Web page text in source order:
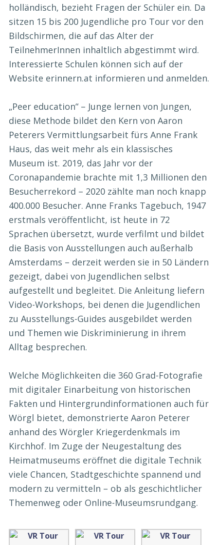
holländisch, bezieht Fragen der Schüler ein. Da
sitzen 15 bis 200 Jugendliche pro Tour vor den
Bildschirmen, die auf das Alter der
TeilnehmerInnen inhaltlich abgestimmt wird.
Interessierte Schulen können sich auf der
Website erinnern.at informieren und anmelden.
„Peer education“ – Junge lernen von Jungen,
diese Methode bildet den Kern von Aaron
Peterers Vermittlungsarbeit fürs Anne Frank
Haus, das weit mehr als ein klassisches
Museum ist. 2019, das Jahr vor der
Coronapandemie brachte mit 1,3 Millionen den
Besucherrekord – 2020 zählte man noch knapp
400.000 Besucher. Anne Franks Tagebuch, 1947
erstmals veröffentlicht, ist heute in 72
Sprachen übersetzt, wurde verfilmt und bildet
die Basis von Ausstellungen auch außerhalb
Amsterdams – derzeit werden sie in 50 Ländern
gezeigt, dabei von Jugendlichen selbst
aufgestellt und begleitet. Die Anleitung liefern
Video-Workshops, bei denen die Jugendlichen
zu Ausstellungs-Guides ausgebildet werden
und Themen wie Diskriminierung in ihrem
Alltag besprechen.
Welche Möglichkeiten die 360 Grad-Fotografie
mit digitaler Einarbeitung von historischen
Fakten und Hintergrundinformationen auch für
Wörgl bietet, demonstrierte Aaron Peterer
anhand des Wörgler Kriegerdenkmals im
Kirchhof. Im Zuge der Neugestaltung des
Heimatmuseums eröffnet die digitale Technik
viele Chancen, Stadtgeschichte spannend und
modern zu vermitteln – ob als geschichtlicher
Themenweg oder Online-Museumsrundgang.